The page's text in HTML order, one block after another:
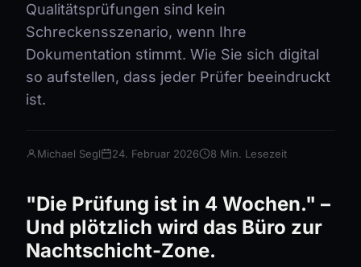
Qualitätsprüfungen sind kein
Schreckensszenario, wenn Ihre
Dokumentation stimmt. Wie Sie sich digital
so aufstellen, dass jeder Prüfer beeindruckt
ist.
Michael Segl 24. Februar 2026 8 Min. Lesezeit
"Die Prüfung ist in 4 Wochen." –
Und plötzlich wird das Büro zur
Nachtschicht-Zone.